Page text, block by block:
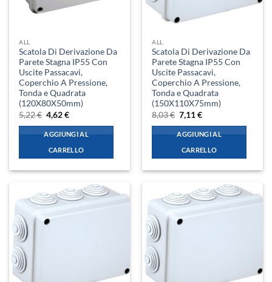
ALL
Scatola Di Derivazione Da
Parete Stagna IP55 Con
Uscite Passacavi,
Coperchio A Pressione,
Tonda e Quadrata
(120X80X50mm)
5,22€ Il
prezzo
originale
era:
5,22 €.
4,62€Il
attuale
è:
4,62 €.
AGGIUNGI AL
CARRELLO
ALL
Scatola Di Derivazione Da
Parete Stagna IP55 Con
Uscite Passacavi,
Coperchio A Pressione,
Tonda e Quadrata
(150X110X75mm)
8,03€ Il
prezzo
originale
era:
8,03 €.
7,11€Il
attuale
è:
7,11 €.
AGGIUNGI AL
CARRELLO